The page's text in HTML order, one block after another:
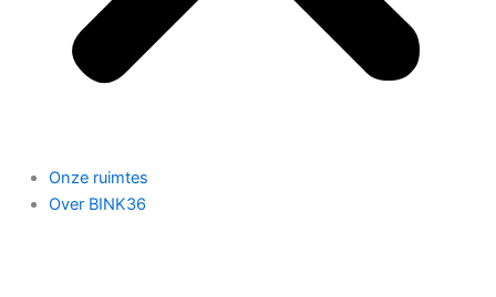
Onze ruimtes
Over BINK36